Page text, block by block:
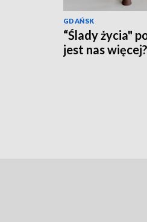
GDAŃSK
“Ślady życia"
jest nas więcej?